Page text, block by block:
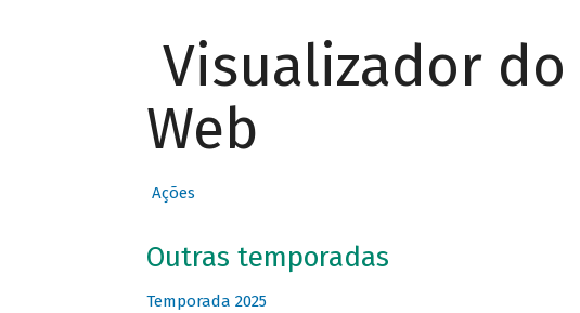
Visualizador
Web
Ações
Outras temporadas
Temporada 2025